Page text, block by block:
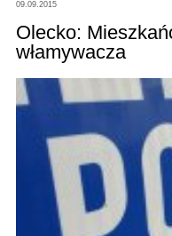
09.09.2015
Olecko:
włamywacza